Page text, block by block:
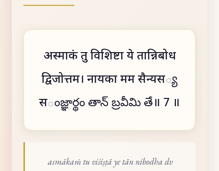
अस्माकं तु विशिष्टा ये तान्निबोध
द्विजोत्तम। नायका मम सैन्यस్య
सంజ్ఞార్థం తాన్ బ్రవీమి తే॥ 7 ॥
asmākaṁ tu viśiṣṭā ye tān nibodha dv